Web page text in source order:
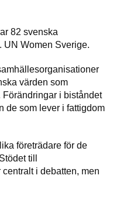
82 svenska
UN Women Sverige.
värden som
i biståndet
de som lever i fattigdom
företrädare för de
till
i debatten, men